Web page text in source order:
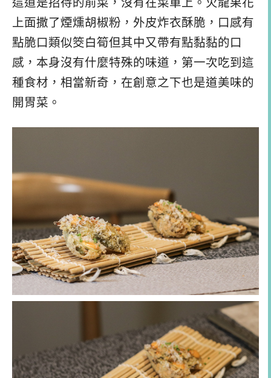
這道是招待的前菜，沒有在菜單上。火龍果花
上面撒了煙燻胡椒粉，外皮炸衣酥脆，口感有
點脆口類似筊白筍但其中又帶有點黏黏的口
感，本身沒有什麼特殊的味道，第一次吃到這
種食材，相當新奇，在創意之下也是道美味的
開胃菜。